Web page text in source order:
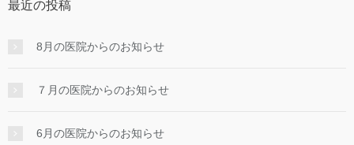
最近の投稿
8月の医院からのお知らせ
７月の医院からのお知らせ
6月の医院からのお知らせ